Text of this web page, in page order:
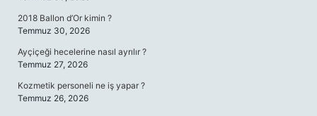
2018 Ballon d’Or kimin ?
Temmuz 30, 2026
Ayçiçeği hecelerine nasıl ayrılır ?
Temmuz 27, 2026
Kozmetik personeli ne iş yapar ?
Temmuz 26, 2026